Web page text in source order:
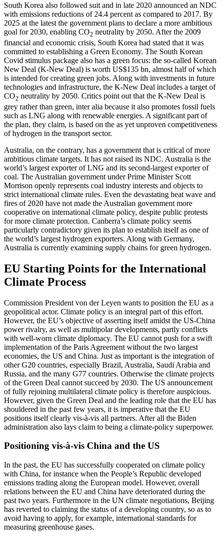
South Korea also followed suit and in late 2020 announced an NDC
with emis­sions reductions of 24.4 percent as com­pared to 2017. By
2025 at the latest the government plans to declare a more ambi­tious
goal for 2030, enabling CO2 neutrality by 2050. After the 2009
financial and eco­nomic crisis, South Korea had stated that it was
committed to establishing a Green Economy. The South Korean
Covid stimulus package also has a green focus: the so-called Korean
New Deal (K‑New Deal) is worth US$135 bn, almost half of which
is intend­ed for creating green jobs. Along with invest­ments in future
technologies and infrastructure, the K-New Deal includes a target of
CO2 neutrality by 2050. Critics point out that the K-New Deal is
grey rather than green, inter alia because it also promotes fossil fuels
such as LNG along with renew­able energies. A significant part of
the plan, they claim, is based on the as yet unproven competitiveness
of hydrogen in the trans­port sector.
Australia, on the contrary, has a govern­ment that is critical of more
ambitious climate targets. It has not raised its NDC. Australia is the
world’s largest exporter of LNG and its second-largest exporter of
coal. The Australian government under Prime Minister Scott
Morrison openly represents coal industry interests and objects to
strict international climate rules. Even the devas­tating heat wave and
fires of 2020 have not made the Australian government more
cooperative on international climate policy, despite public protests
for more climate pro­tection. Canberra’s climate policy seems
particularly contradictory given its plan to establish itself as one of
the world’s largest hydrogen exporters. Along with Germany,
Australia is currently examining supply chains for green hydrogen.
EU Starting Points for the International
Climate Process
Commission President von der Leyen wants to position the EU as a
geopolitical actor. Climate policy is an integral part of this effort.
However, the EU’s objective of assert­ing itself amidst the US-China
power rivalry, as well as multipolar developments, partly conflicts
with well-worn climate diplomacy. The EU cannot push for a swift
implementation of the Paris Agreement without the two largest
economies, the US and China. Just as important is the integration of
other G20 countries, especially Brazil, Australia, Saudi Arabia and
Russia, and the many G77 countries. Otherwise the climate projects
of the Green Deal cannot succeed by 2030. The US announcement
of fully rejoining multi­lateral climate policy is therefore auspicious.
However, given the Green Deal and the lead­­ing role that the EU has
shouldered in the past few years, it is imperative that the EU
positions itself clearly vis-à-vis all partners. After all the Biden
administration also lays claim to being a climate-policy superpower.
Positioning vis-à-vis China and the US
In the past, the EU has successfully co­oper­ated on climate policy
with China, for instance when the People’s Republic devel­oped
emissions trading along the European model. However, overall
relations between the EU and China have deteriorated during the
past two years. Furthermore in the UN climate negotiations, Beijing
has reverted to claiming the status of a developing country, so as to
avoid having to apply, for example, international standards for
measuring greenhouse gases.